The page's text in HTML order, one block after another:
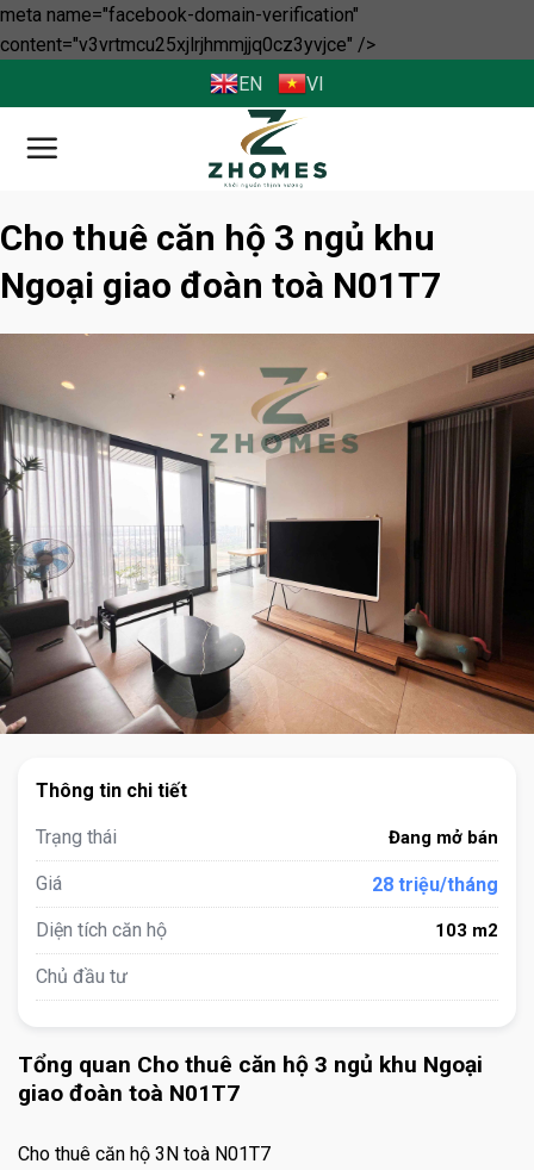
meta name="facebook-domain-verification"
content="v3vrtmcu25xjlrjhmmjjq0cz3yvjce" />Skip
content
EN VI
Cho thuê căn hộ 3 ngủ khu
Ngoại giao đoàn toà N01T7
Thông tin chi tiết
Trạng thái Đang mở bán
Giá
28 triệu/tháng
Diện tích căn hộ
103 m2
Chủ đầu tư
Tổng quan Cho thuê căn hộ 3 ngủ khu Ngoại
giao đoàn toà N01T7
Cho thuê căn hộ 3N toà N01T7